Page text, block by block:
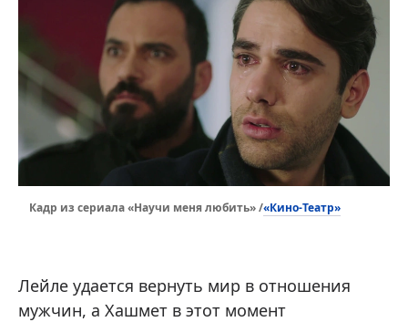
Кадр из сериала «Научи меня любить» /«Кино-Театр»
Лейле удается вернуть мир в отношения
мужчин, а Хашмет в этот момент